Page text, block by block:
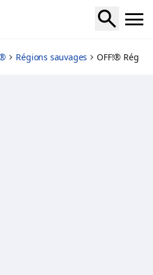
viii-dry
Régions sauvages OFF!®